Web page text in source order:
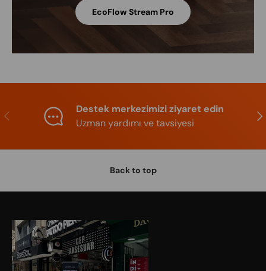
EcoFlow Stream Pro
Previous
Destek merkezimizi ziyaret edin
Uzman yardımı ve tavsiyesi
Back to top